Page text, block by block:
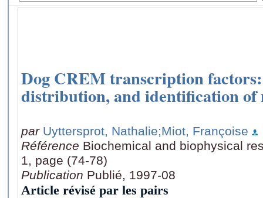
Dog CREM transcription
distribution, and identification of
par Uyttersprot, Nathalie;Miot, Françoise
Référence Biochemical and biophysical
1, page (74-78)
Publication Publié, 1997-08
Article révisé par les pairs